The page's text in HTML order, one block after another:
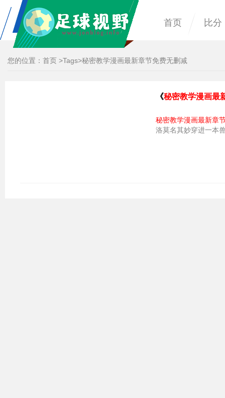
首页 比分
您的位置： 首页 >Tags>秘密教学漫画最新章节免费无删减
《秘密教学漫画最
秘密教学漫画最新章
洛莫名其妙穿进一本